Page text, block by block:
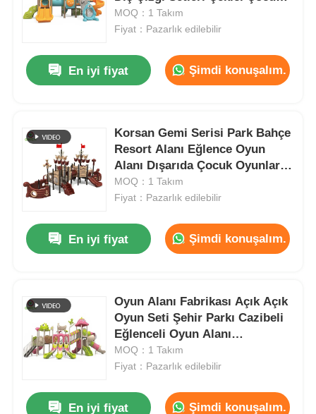
Oyun Alanı Ekipmanı Oyun
Setleri
MOQ：1 Takım
Fiyat：Pazarlık edilebilir
En iyi fiyat Şimdi konuşalım.
Korsan Gemi Serisi Park Bahçe
Resort Alanı Eğlence Oyun
Alanı Dışarıda Çocuk Oyunları
Oyun Ekipmanı Çocuk Oyun
Alanı Plastik slaytlar satılıyor
MOQ：1 Takım
Fiyat：Pazarlık edilebilir
En iyi fiyat Şimdi konuşalım.
Oyun Alanı Fabrikası Açık Açık
Oyun Seti Şehir Parkı Cazibeli
Eğlenceli Oyun Alanı
Oyuncaklar Çocuk Slayt Seti
MOQ：1 Takım
Fiyat：Pazarlık edilebilir
En iyi fiyat Şimdi konuşalım.